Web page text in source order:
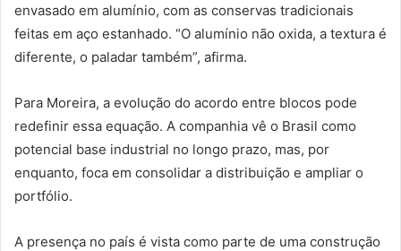
envasado em alumínio, com as conservas tradicionais
feitas em aço estanhado. “O alumínio não oxida, a textura é
diferente, o paladar também”, afirma.
Para Moreira, a evolução do acordo entre blocos pode
redefinir essa equação. A companhia vê o Brasil como
potencial base industrial no longo prazo, mas, por
enquanto, foca em consolidar a distribuição e ampliar o
portfólio.
A presença no país é vista como parte de uma construção